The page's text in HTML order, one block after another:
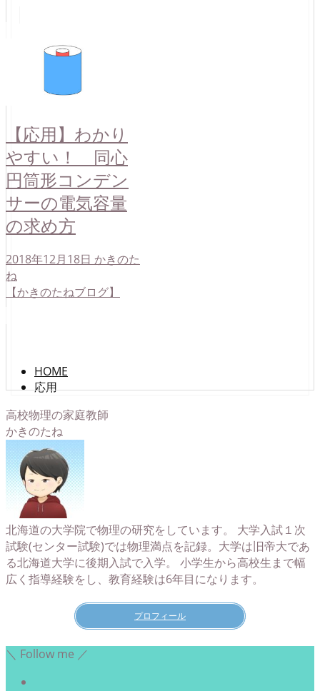
【応用】わかり
やすい！ 同心
円筒形コンデン
サーの電気容量
の求め方
2018年12月18日 かきのた
ね
【かきのたねブログ】
HOME
応用
高校物理の家庭教師
かきのたね
北海道の大学院で物理の研究をしています。 大学入試１次
試験(センター試験)では物理満点を記録。大学は旧帝大であ
る北海道大学に後期入試で入学。 小学生から高校生まで幅
広く指導経験をし、教育経験は6年目になります。
プロフィール
＼ Follow me ／